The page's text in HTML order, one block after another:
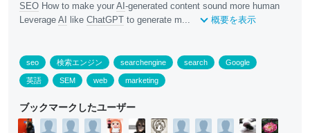
SEO How to make your AI -generated content sound more human
Leverage AI like ChatGPT to generate m... 概要を表示
seo 検索エンジン searchengine search Google
英語 SEM web marketing
ブックマークしたユーザー